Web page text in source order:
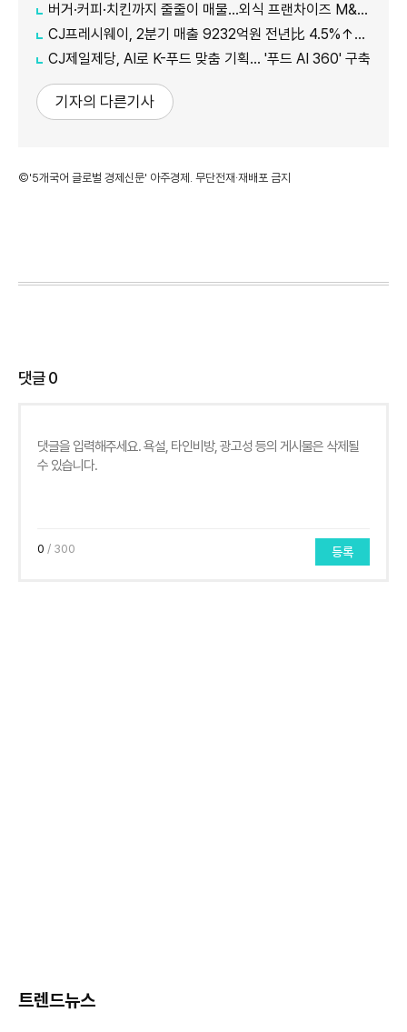
버거·커피·치킨까지 줄줄이 매물…외식 프랜차이즈 M&A '활기'
CJ프레시웨이, 2분기 매출 9232억원 전년比 4.5%↑…'식봄' 성장세 뚜렷
CJ제일제당, AI로 K-푸드 맞춤 기획… '푸드 AI 360' 구축
기자의 다른기사
©'5개국어 글로벌 경제신문' 아주경제. 무단전재·재배포 금지
댓글0
0 / 300 등록
트렌드뉴스